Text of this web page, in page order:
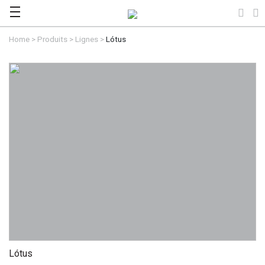
Home > Produits > Lignes >Lótus
Lótus